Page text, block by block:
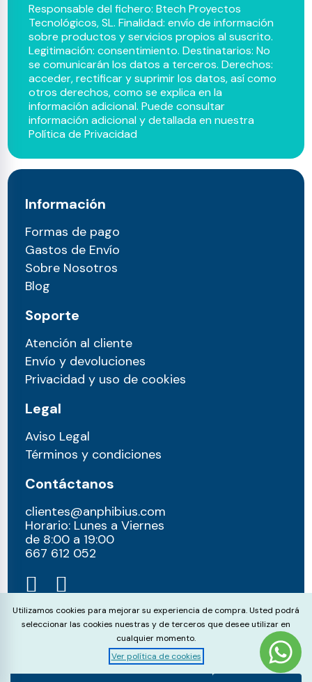
Responsable del fichero: Btech Proyectos
Tecnológicos, SL. Finalidad: envío de información
sobre productos y servicios propios al suscrito.
Legitimación: consentimiento. Destinatarios: No
se comunicarán los datos a terceros. Derechos:
acceder, rectificar y suprimir los datos, así como
otros derechos, como se explica en la
información adicional. Puede consultar
información adicional y detallada en nuestra
Política de Privacidad
Información
Formas de pago
Gastos de Envío
Sobre Nosotros
Blog
Soporte
Atención al cliente
Envío y devoluciones
Privacidad y uso de cookies
Legal
Aviso Legal
Términos y condiciones
Contáctanos
clientes@anphibius.com
Horario: Lunes a Viernes
de 8:00 a 19:00
667 612 052​
© anphibius, 2026
Cookie Consent
Utilizamos cookies para mejorar su experiencia de compra. Usted podrá
seleccionar las cookies nuestras y de terceros que desee utilizar en
cualquier momento.
Ver política de cookies